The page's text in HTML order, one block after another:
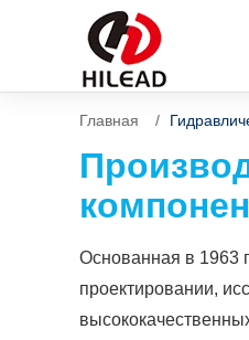
Главная
Основанная в 1963
проектировании,